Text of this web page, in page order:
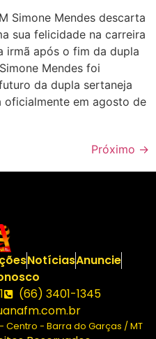
Simone Mendes descarta
sua felicidade na carreira
irmã após o fim da dupla
Mendes foi
da dupla sertaneja
oficialmente em agosto de
Próximo →
NotíciasAnuncie
(66) 3401-1345
Centro - Barra do Garças / MT